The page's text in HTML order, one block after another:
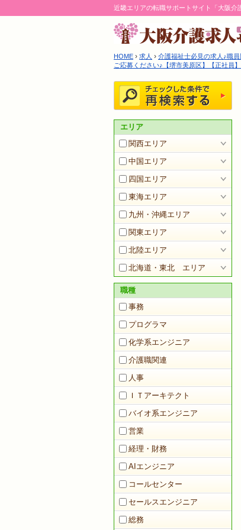
近畿エリアの転職サポートサイト「大阪介
HOME › 求人 › 介護福祉士必見の求人♪職
ご応募ください♪【堺市美原区】【正社員
エリア
関西エリア
中国エリア
四国エリア
東海エリア
九州・沖縄エリア
関東エリア
北陸エリア
北海道・東北 エリア
職種
事務
プログラマ
化学系エンジニア
介護職関連
人事
ＩＴアーキテクト
バイオ系エンジニア
営業
経理・財務
AIエンジニア
コールセンター
セールスエンジニア
総務